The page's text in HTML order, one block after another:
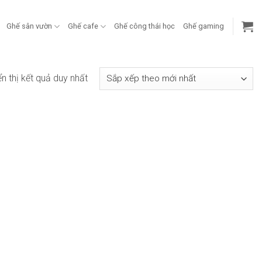
Ghế sân vườn Ghế cafe Ghế công thái học Ghế gaming
thị kết quả duy nhất